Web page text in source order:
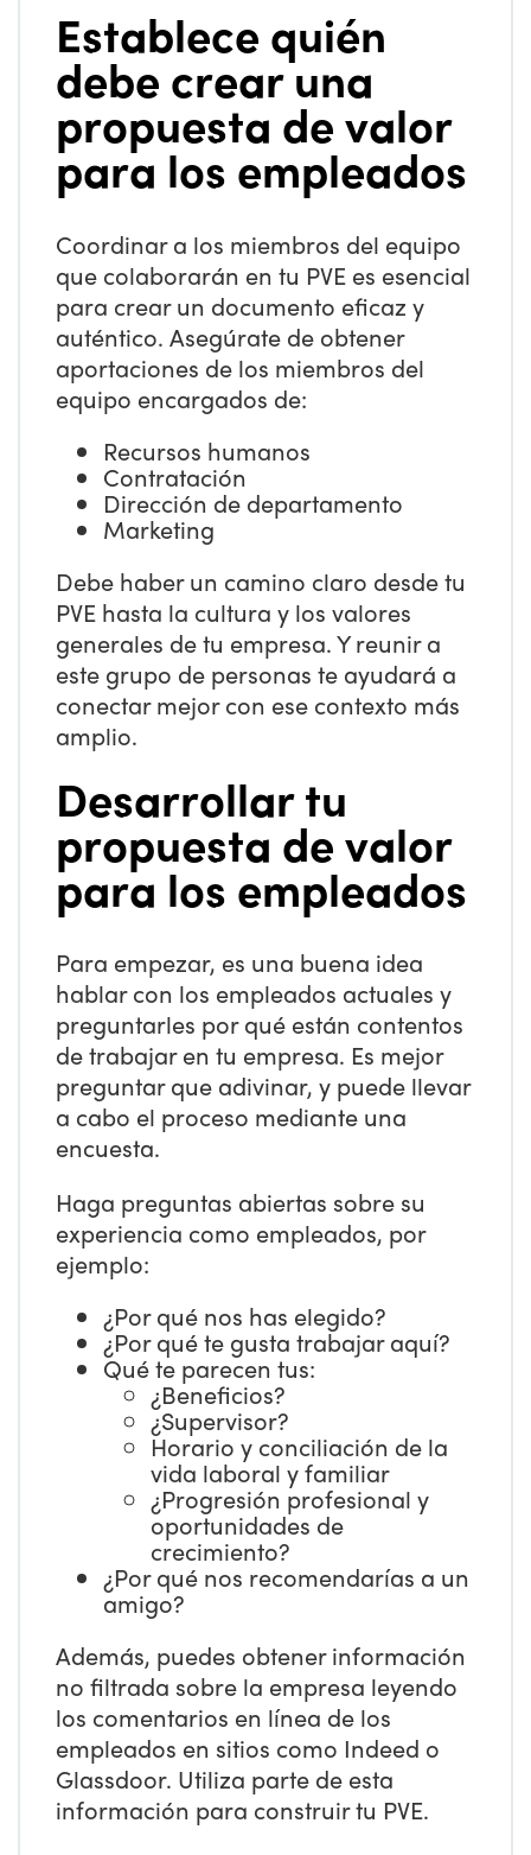
Establece quién
debe crear una
propuesta de valor
para los empleados
Coordinar a los miembros del equipo
que colaborarán en tu PVE es esencial
para crear un documento eficaz y
auténtico. Asegúrate de obtener
aportaciones de los miembros del
equipo encargados de:
Recursos humanos
Contratación
Dirección de departamento
Marketing
Debe haber un camino claro desde tu
PVE hasta la cultura y los valores
generales de tu empresa. Y reunir a
este grupo de personas te ayudará a
conectar mejor con ese contexto más
amplio.
Desarrollar tu
propuesta de valor
para los empleados
Para empezar, es una buena idea
hablar con los empleados actuales y
preguntarles por qué están contentos
de trabajar en tu empresa. Es mejor
preguntar que adivinar, y puede llevar
a cabo el proceso mediante una
encuesta.
Haga preguntas abiertas sobre su
experiencia como empleados, por
ejemplo:
¿Por qué nos has elegido?
¿Por qué te gusta trabajar aquí?
Qué te parecen tus:
¿Beneficios?
¿Supervisor?
Horario y conciliación de la
vida laboral y familiar
¿Progresión profesional y
oportunidades de
crecimiento?
¿Por qué nos recomendarías a un
amigo?
Además, puedes obtener información
no filtrada sobre la empresa leyendo
los comentarios en línea de los
empleados en sitios como Indeed o
Glassdoor. Utiliza parte de esta
información para construir tu PVE.